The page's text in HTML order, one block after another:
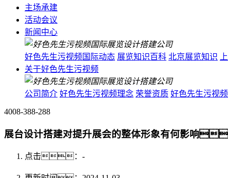
主场承建
活动会议
新闻中心
好色先生污视频国际动态 展览知识百科 北京展览知识
关于好色先生污视频
公司简介 好色先生污视频理念 荣誉资质 好色先生污视
4008-388-288
展台设计搭建对提升展会的整体形象有何影响
点击： -